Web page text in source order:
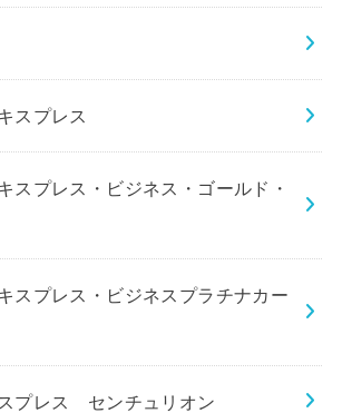
スプレス
スプレス・ビジネス・ゴールド・
スプレス・ビジネスプラチナカー
プレス センチュリオン